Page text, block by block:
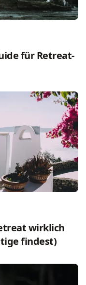
für Retreat-
bringt (und
wirklich
findest)
Preise für